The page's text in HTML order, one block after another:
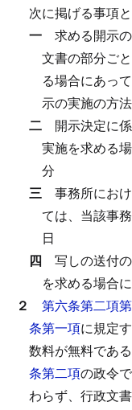
次に掲げる事項と
一 求める開示
文書の部分ご
る場合にあっ
示の実施の方法
二 開示決定に
実施を求める
分
三 事務所にお
ては、当該事
日
四 写しの送付
を求める場合
２ 第六条第二項
条第一項に規定
数料が無料であ
条第二項の政令
わらず、行政文